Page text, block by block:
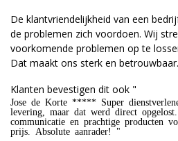
De klantvriendelijkheid van een
de problemen zich voordoen. Wij
voorkomende problemen op te
Dat maakt ons sterk en betrouwbaar.
Klanten bevestigen dit ook "
Jose de Korte ***** Super
levering, maar dat werd direct
communicatie en prachtige producten
prijs. Absolute aanrader! "